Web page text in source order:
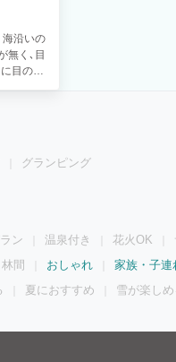
海沿いの
無く､目
目の
的に不
ムも
ＢＱグ
風を感
グランピング
ン 温泉付き 花火OK
間 おしゃれ 家族・子連
夏におすすめ 雪が楽しめ